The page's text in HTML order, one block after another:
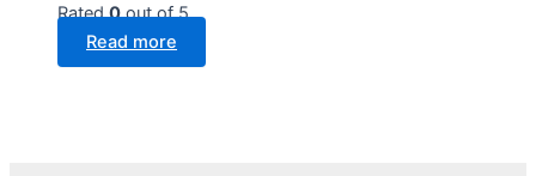
Rated0out of 5
Read more